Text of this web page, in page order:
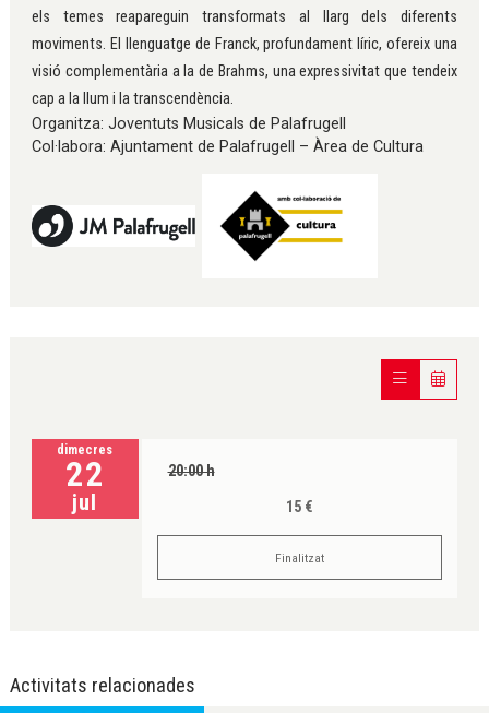
els temes reapareguin transformats al llarg dels diferents
moviments. El llenguatge de Franck, profundament líric, ofereix una
visió complementària a la de Brahms, una expressivitat que tendeix
cap a la llum i la transcendència.
Organitza: Joventuts Musicals de Palafrugell
Col·labora: Ajuntament de Palafrugell – Àrea de Cultura
dimecres
22
jul
20:00 h
15 €
Finalitzat
Activitats relacionades